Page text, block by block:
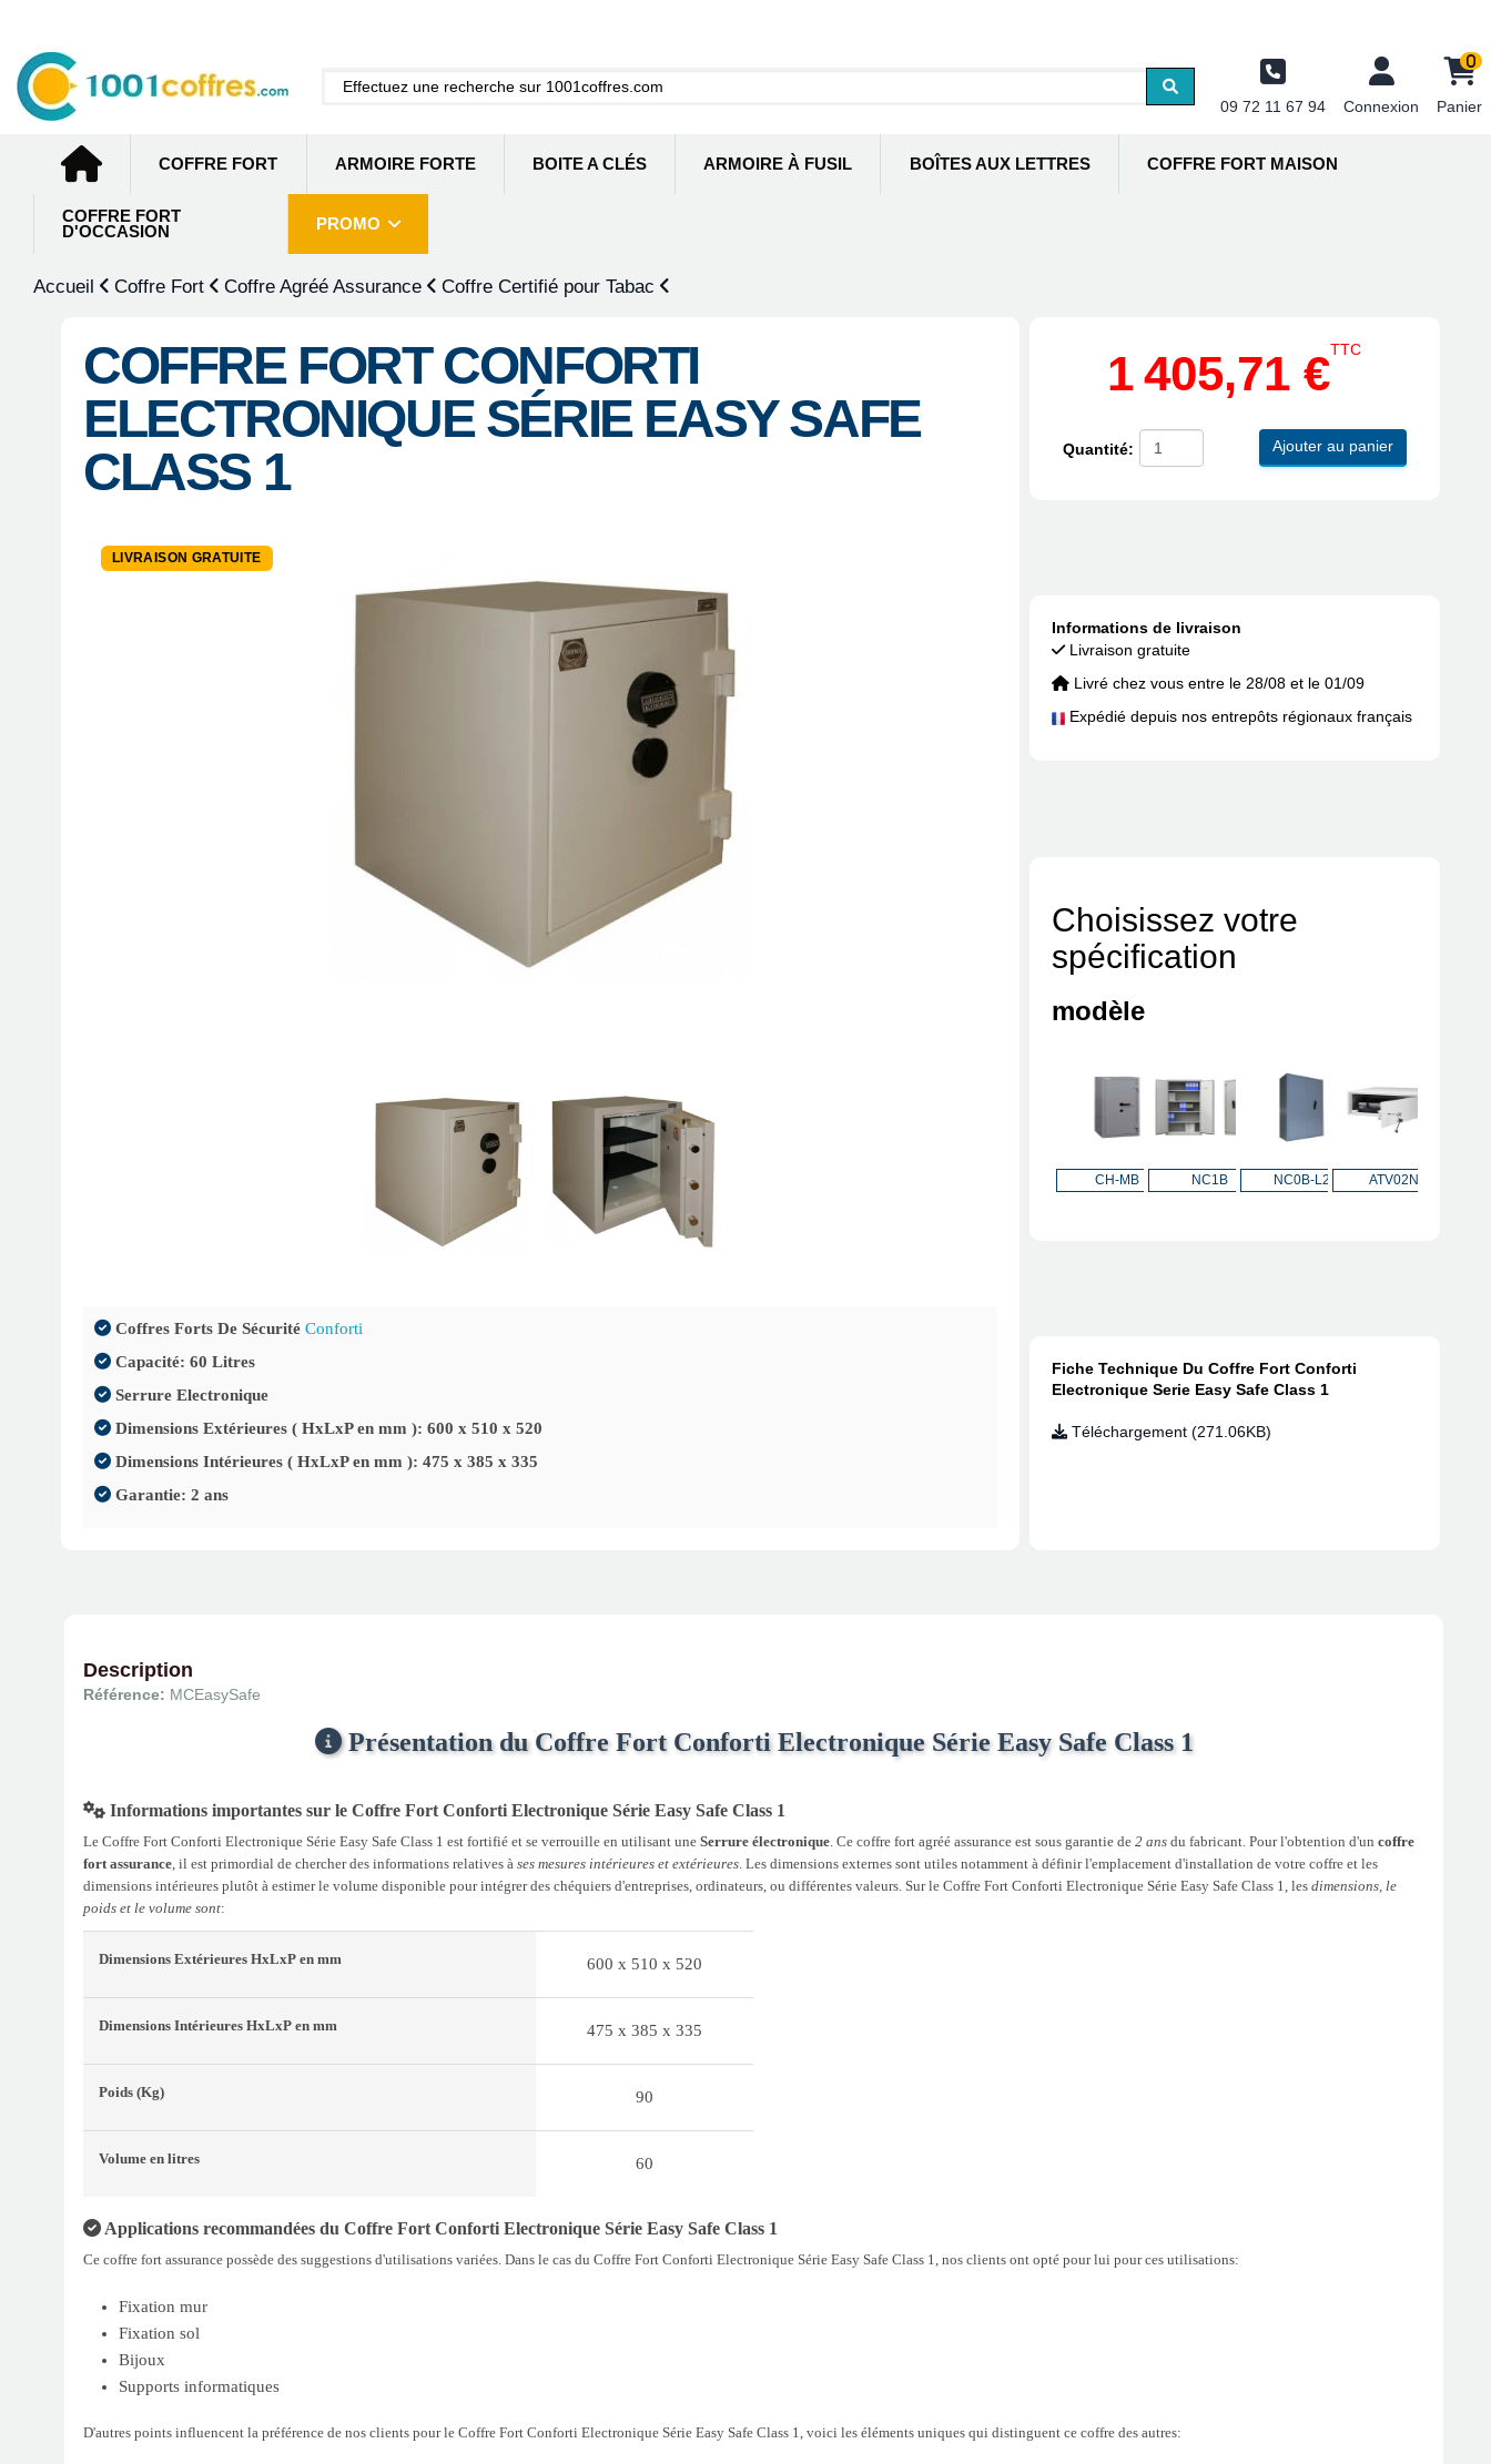
09 72 11 67 94 Connexion
0
Panier
COFFRE FORT ARMOIRE FORTE BOITE A CLÉS ARMOIRE À FUSIL BOÎTES AUX LETTRES COFFRE FORT MAISON
COFFRE FORT
D'OCCASION
PROMO
Accueil Coffre Fort Coffre Agréé Assurance Coffre Certifié pour Tabac
COFFRE FORT CONFORTI
ELECTRONIQUE SÉRIE EASY SAFE
CLASS 1
LIVRAISON GRATUITE
Coffres Forts De Sécurité Conforti
Capacité: 60 Litres
Serrure Electronique
Dimensions Extérieures ( HxLxP en mm ): 600 x 510 x 520
Dimensions Intérieures ( HxLxP en mm ): 475 x 385 x 335
Garantie: 2 ans
1 405,71 €TTC
Quantité: Ajouter au panier
Choisissez votre
spécification
modèle
NC0B-L2 C40B NC0B-L2 ATV02N C40B Green Safe
Informations de livraison
Livraison gratuite
Livré chez vous entre le 28/08 et le 01/09
Expédié depuis nos entrepôts régionaux français
Fiche Technique Du Coffre Fort Conforti
Electronique Serie Easy Safe Class 1
Téléchargement (271.06KB)
Description
Référence: MCEasySafe
Présentation du Coffre Fort Conforti Electronique Série Easy Safe Class 1
Informations importantes sur le Coffre Fort Conforti Electronique Série Easy Safe Class 1
Le Coffre Fort Conforti Electronique Série Easy Safe Class 1 est fortifié et se verrouille en utilisant une Serrure électronique. Ce coffre fort agréé assurance est sous garantie de 2 ans du fabricant. Pour l'obtention d'un coffre
fort assurance, il est primordial de chercher des informations relatives à ses mesures intérieures et extérieures. Les dimensions externes sont utiles notamment à définir l'emplacement d'installation de votre coffre et les
dimensions intérieures plutôt à estimer le volume disponible pour intégrer des chéquiers d'entreprises, ordinateurs, ou différentes valeurs. Sur le Coffre Fort Conforti Electronique Série Easy Safe Class 1, les dimensions, le
poids et le volume sont:
Dimensions Extérieures HxLxP en mm 600 x 510 x 520
Dimensions Intérieures HxLxP en mm 475 x 385 x 335
Poids (Kg) 90
Volume en litres 60
Applications recommandées du Coffre Fort Conforti Electronique Série Easy Safe Class 1
Ce coffre fort assurance possède des suggestions d'utilisations variées. Dans le cas du Coffre Fort Conforti Electronique Série Easy Safe Class 1, nos clients ont opté pour lui pour ces utilisations:
Fixation mur
Fixation sol
Bijoux
Supports informatiques
D'autres points influencent la préférence de nos clients pour le Coffre Fort Conforti Electronique Série Easy Safe Class 1, voici les éléments uniques qui distinguent ce coffre des autres: